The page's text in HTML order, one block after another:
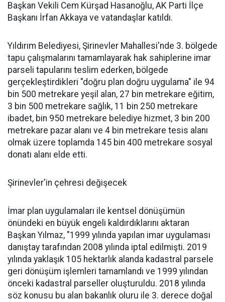
Başkan Vekili Cem Kürşad Hasanoğlu, AK Parti İlçe
Başkanı İrfan Akkaya ve vatandaşlar katıldı.
Yıldırım Belediyesi, Şirinevler Mahallesi'nde 3. bölgede
tapu çalışmalarını tamamlayarak hak sahiplerine imar
parseli tapularını teslim ederken, bölgede
gerçekleştirdikleri "doğru plan doğru uygulama" ile 94
bin 500 metrekare yeşil alan, 27 bin metrekare eğitim,
3 bin 500 metrekare sağlık, 11 bin 250 metrekare
ibadet, bin 950 metrekare belediye hizmet, 3 bin 200
metrekare pazar alanı ve 4 bin metrekare tesis alanı
olmak üzere toplamda 145 bin 400 metrekare sosyal
donatı alanı elde etti.
Şirinevler'in çehresi değişecek
İmar plan uygulamaları ile kentsel dönüşümün
önündeki en büyük engeli kaldırdıklarını aktaran
Başkan Yılmaz, "1999 yılında yapılan imar uygulaması
danıştay tarafından 2008 yılında iptal edilmişti. 2019
yılında yaklaşık 105 hektarlık alanda kadastral parsele
geri dönüşüm işlemleri tamamlandı ve 1999 yılından
önceki kadastral parseller oluşturuldu. 2018 yılında
söz konusu bu alan bakanlık oluru ile 3. derece doğal